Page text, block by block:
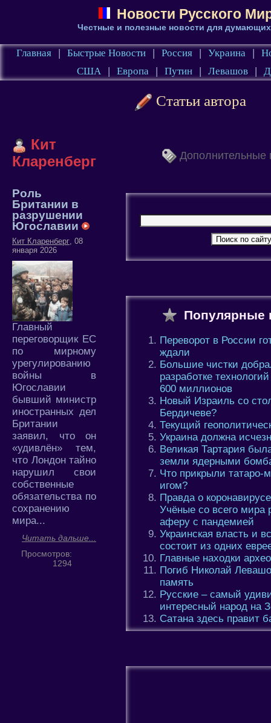
Новости Русского
Честные и полезные новости для
Главная | Быстрые Новости | Россия | Украина |
США
| Европа | Путин | Левашов |
Статьи автора
Кит
Кларенберг
Роль
Британии в
разрушении
Югославии
Кит Кларенберг, 08
января 2026
Главный
переговорщик ЕС
по мирному
урегулированию
войны в
Югославии
бывший министр
иностранных дел
Британии
заявил, что он
«удивлён» тем,
что Лондон тайно
нарушил свои
собственные
обязательства по
сохранению
мира...
Читать дальше...
Просмотров:
1294
Дополнительные
Популярные
Переворот в России
ждали
Большие чистки
разработке
600 миллионов
Новый Израиль со
Бердичеве?
Текущий
Украина должна
Великая Тартария
земли ядерными
Что прикрыли татаро-
игом?
Правда о
Учёные со всего мира
аферу с пандемией
Украинская власть и
состоит из одних
Главные находки
Погиб Николай
память
Русские – самый
интересный народ на
Сатана здесь правит